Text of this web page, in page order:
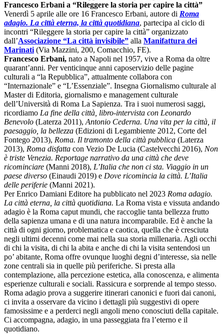
Francesco Erbani a “Rileggere la storia per capire la città”
Venerdì 5 aprile alle ore 16 Francesco Erbani, autore di Roma
adagio. La città eterna, la città quotidiana, partecipa al ciclo di
incontri “Rileggere la storia per capire la città” organizzato
dall’Associazione “La città invisibile” alla Manifattura dei
Marinati (Via Mazzini, 200, Comacchio, FE).
Francesco Erbani, nato a Napoli nel 1957, vive a Roma da oltre
quarant’anni. Per venticinque anni caposervizio delle pagine
culturali a “la Repubblica”, attualmente collabora con
“Internazionale” e “L’Essenziale”. Insegna Giornalismo culturale al
Master di Editoria, giornalismo e management culturale
dell’Università di Roma La Sapienza. Tra i suoi numerosi saggi,
ricordiamo La fine della città, libro-intervista con Leonardo
Benevolo (Laterza 2011), Antonio Cederna. Una vita per la città, il
paesaggio, la bellezza (Edizioni di Legambiente 2012, Corte del
Fontego 2013), Roma. Il tramonto della città pubblica (Laterza
2013), Roma disfatta con Vezio De Lucia (Castelvecchi 2016), Non
è triste Venezia. Reportage narrativo da una città che deve
ricominciare (Manni 2018), L’Italia che non ci sta. Viaggio in un
paese diverso (Einaudi 2019) e Dove ricomincia la città. L’Italia
delle periferie (Manni 2021).
Per Enrico Damiani Editore ha pubblicato nel 2023 Roma adagio.
La città eterna, la città quotidiana. La Roma vista e vissuta andando
adagio è la Roma caput mundi, che raccoglie tanta bellezza frutto
della sapienza umana e di una natura incomparabile. Ed è anche la
città di ogni giorno, problematica e caotica, quella che è cresciuta
negli ultimi decenni come mai nella sua storia millenaria. Agli occhi
di chi la visita, di chi la abita e anche di chi la visita sentendosi un
po’ abitante, Roma offre ovunque luoghi degni d’interesse, sia nelle
zone centrali sia in quelle più periferiche. Si presta alla
contemplazione, alla percezione estetica, alla conoscenza, e alimenta
esperienze culturali e sociali. Rassicura e sorprende al tempo stesso.
Roma adagio prova a suggerire itinerari canonici e fuori dai canoni,
ci invita a osservare da vicino i dettagli più suggestivi di opere
famosissime e a perderci negli angoli meno conosciuti della capitale.
Ci accompagna, adagio, in una passeggiata fra l’eterno e il
quotidiano.